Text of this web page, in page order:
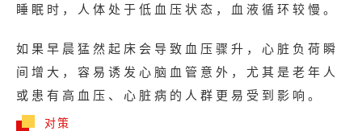
睡眠时，人体处于低血压状态，血液循环较慢。
如果早晨猛然起床会导致血压骤升，心脏负荷瞬
间增大，容易诱发心脑血管意外，尤其是老年人
或患有高血压、心脏病的人群更易受到影响。
对策